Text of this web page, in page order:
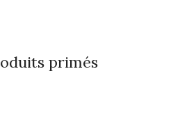
primés